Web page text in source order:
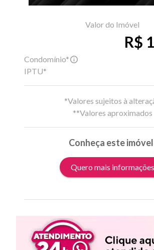
Valor do Imóvel
R$
Condomínio*
IPTU*
*Valores sujeitos à
**Valores aproximados
Conheça este
Quero mais informações